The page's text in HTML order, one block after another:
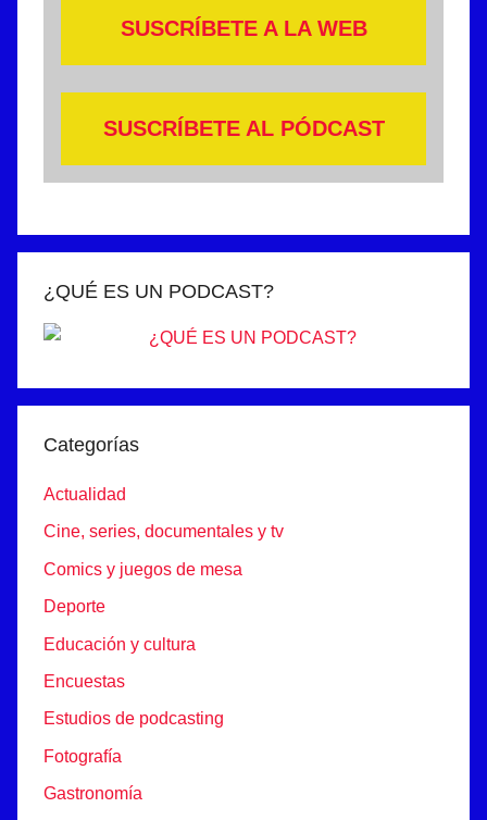
SUSCRÍBETE A LA WEB
SUSCRÍBETE AL PÓDCAST
¿QUÉ ES UN PODCAST?
Categorías
Actualidad
Cine, series, documentales y tv
Comics y juegos de mesa
Deporte
Educación y cultura
Encuestas
Estudios de podcasting
Fotografía
Gastronomía